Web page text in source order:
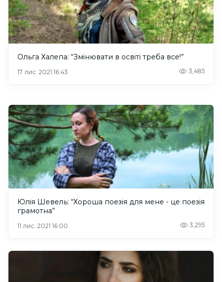
Ольга Халепа: “Змінювати в освіті треба все!”
17 лис. 2021 16:43 3,485
Юлія Шевель: “Хороша поезія для мене - це поезія
грамотна”
11 лис. 2021 16:00 3,295